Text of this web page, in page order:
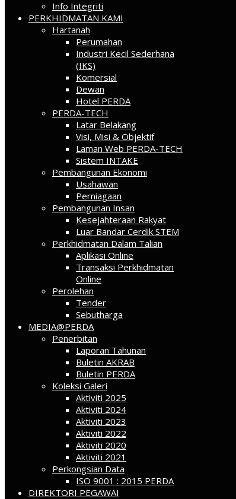
Info Integriti
PERKHIDMATAN KAMI
Hartanah
Perumahan
Industri Kecil Sederhana
(IKS)
Komersial
Dewan
Hotel PERDA
PERDA-TECH
Latar Belakang
Visi, Misi & Objektif
Laman Web PERDA-TECH
Sistem INTAKE
Pembangunan Ekonomi
Usahawan
Perniagaan
Pembangunan Insan
Kesejahteraan Rakyat
Luar Bandar Cerdik STEM
Perkhidmatan Dalam Talian
Aplikasi Online
Transaksi Perkhidmatan
Online
Perolehan
Tender
Sebutharga
MEDIA@PERDA
Penerbitan
Laporan Tahunan
Buletin AKRAB
Buletin PERDA
Koleksi Galeri
Aktiviti 2025
Aktiviti 2024
Aktiviti 2023
Aktiviti 2022
Aktiviti 2020
Aktiviti 2021
Perkongsian Data
ISO 9001 : 2015 PERDA
DIREKTORI PEGAWAI